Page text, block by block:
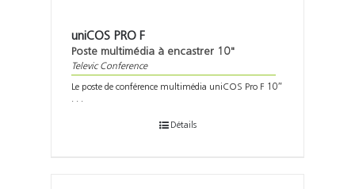
uniCOS PRO F
Poste multimédia à encastrer 10"
Televic Conference
Le poste de conférence multimédia uniCOS Pro F 10″
. . .
Détails